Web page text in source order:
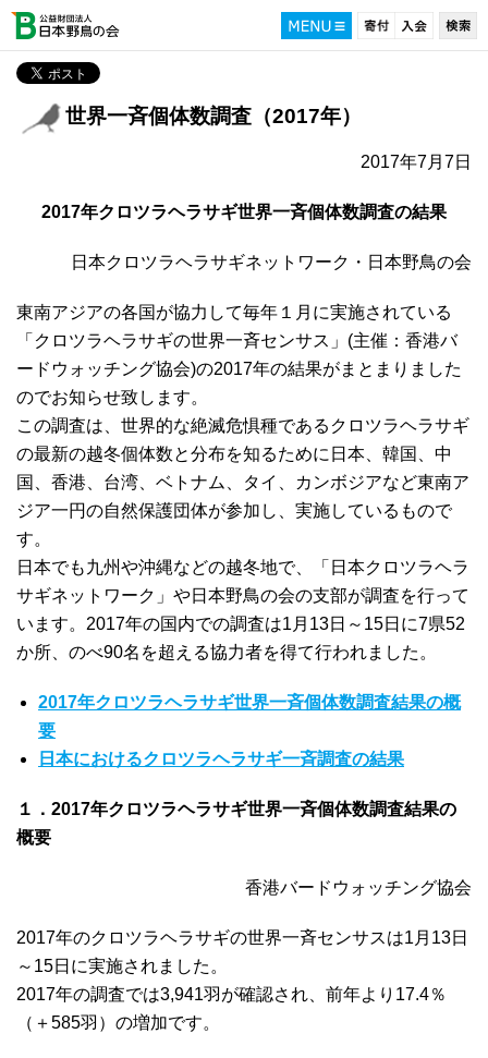
世界一斉個体数調査（2017年）
2017年7月7日
2017年クロツラヘラサギ世界一斉個体数調査の結果
日本クロツラヘラサギネットワーク・日本野鳥の会
東南アジアの各国が協力して毎年１月に実施されている
「クロツラヘラサギの世界一斉センサス」(主催：香港バ
ードウォッチング協会)の2017年の結果がまとまりました
のでお知らせ致します。
この調査は、世界的な絶滅危惧種であるクロツラヘラサギ
の最新の越冬個体数と分布を知るために日本、韓国、中
国、香港、台湾、ベトナム、タイ、カンボジアなど東南ア
ジア一円の自然保護団体が参加し、実施しているもので
す。
日本でも九州や沖縄などの越冬地で、「日本クロツラヘラ
サギネットワーク」や日本野鳥の会の支部が調査を行って
います。2017年の国内での調査は1月13日～15日に7県52
か所、のべ90名を超える協力者を得て行われました。
2017年クロツラヘラサギ世界一斉個体数調査結果の概
要
日本におけるクロツラヘラサギ一斉調査の結果
１．2017年クロツラヘラサギ世界一斉個体数調査結果の
概要
香港バードウォッチング協会
2017年のクロツラヘラサギの世界一斉センサスは1月13日
～15日に実施されました。
2017年の調査では3,941羽が確認され、前年より17.4％
（＋585羽）の増加です。